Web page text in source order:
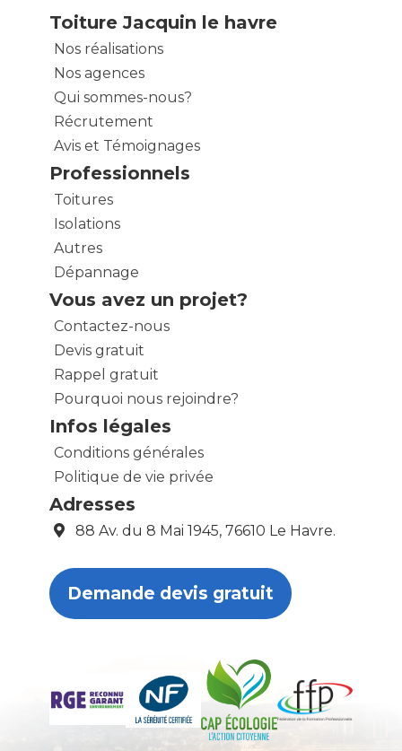
Toiture Jacquin le havre
Nos réalisations
Nos agences
Qui sommes-nous?
Récrutement
Avis et Témoignages
Professionnels
Toitures
Isolations
Autres
Dépannage
Vous avez un projet?
Contactez-nous
Devis gratuit
Rappel gratuit
Pourquoi nous rejoindre?
Infos légales
Conditions générales
Politique de vie privée
Adresses
88 Av. du 8 Mai 1945, 76610 Le Havre.
Demande devis gratuit